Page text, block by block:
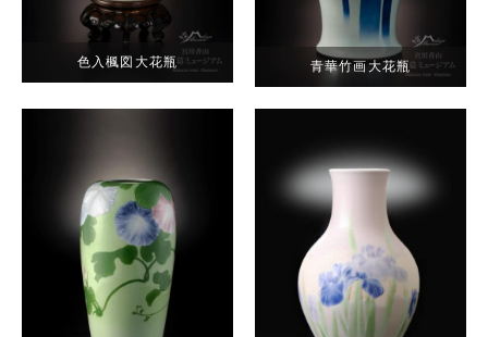
色入楓図大花瓶 青華竹画大花瓶